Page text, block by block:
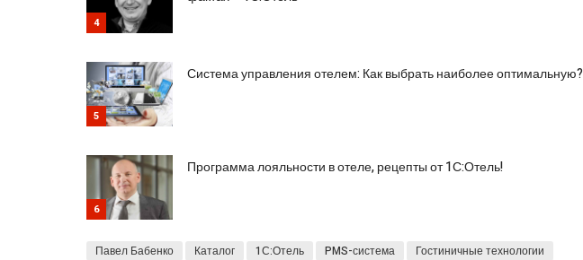
4
5
Система управления отелем: Как выбрать наиболее оптимальную?
6
Программа лояльности в отеле, рецепты от 1С:Отель!
Павел Бабенко Каталог 1С:Отель PMS-система Гостиничные технологии